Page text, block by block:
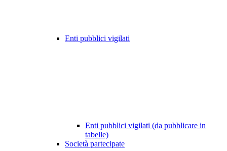
Enti pubblici vigilati
Enti pubblici vigilati (da pubblicare in
tabelle)
Società partecipate